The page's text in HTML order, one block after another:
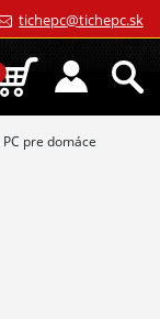
tichepc@tichepc.sk
PC pre domáce